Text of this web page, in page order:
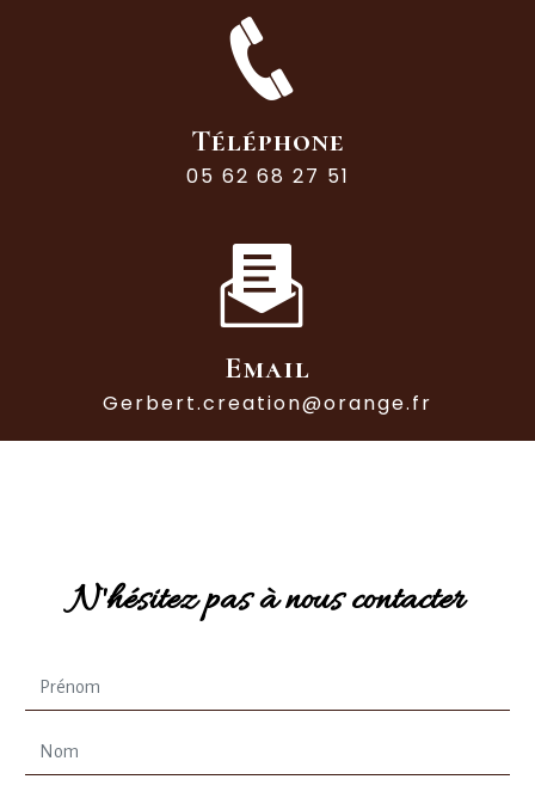
Téléphone
05 62 68 27 51
Email
gerbert.creation@orange.fr
N'hésitez pas à nous contacter